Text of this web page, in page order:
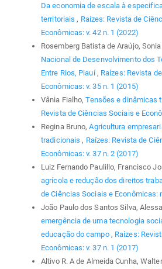
Da economia de escala à
territoriais , Raízes: Revista de
Econômicas: v. 42 n. 1 (2022)
Rosemberg Batista de Araújo,
Nacional de Desenvolvimento dos
Entre Rios, Piauí , Raízes: Revista
Econômicas: v. 35 n. 1 (2015)
Vânia Fialho,Tensões e dinâmicas
Revista de Ciências Sociais e
Regina Bruno,Agricultura
tradicionais , Raízes: Revista de
Econômicas: v. 37 n. 2 (2017)
Luiz Fernando Paulillo, Francisco
agrícola e redução dos direitos
de Ciências Sociais e Econômicas:
João Paulo dos Santos Silva,
emergência de uma tecnologia
educação do campo , Raízes:
Econômicas: v. 37 n. 1 (2017)
Altivo R. A de Almeida Cunha,